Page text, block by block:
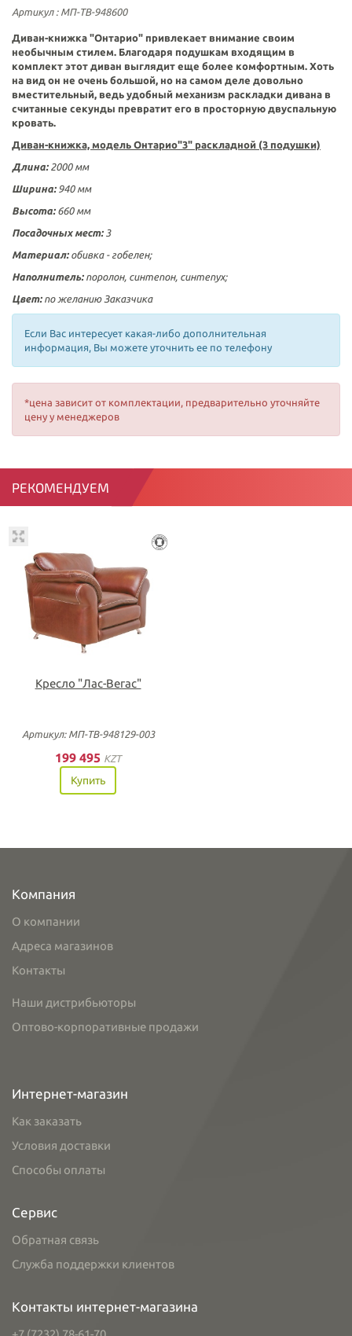
Артикул: МП-ТВ-948600
Диван-книжка "Онтарио" привлекает внимание своим
необычным стилем. Благодаря подушкам входящим в
комплект этот диван выглядит еще более комфортным. Хоть
на вид он не очень большой, но на самом деле довольно
вместительный, ведь удобный механизм раскладки дивана в
считанные секунды превратит его в просторную двуспальную
кровать.
Диван-книжка, модель Онтарио"3" раскладной (3 подушки)
Длина:2000 мм
Ширина:940 мм
Высота: 660 мм
Посадочных мест:3
Материал: обивка - гобелен;
Наполнитель:поролон, синтепон, синтепух;
Цвет: по желанию Заказчика
Если Вас интересует какая-либо дополнительная
информация, Вы можете уточнить ее по телефону
*цена зависит от комплектации, предварительно уточняйте
цену у менеджеров
РЕКОМЕНДУЕМ
Кресло "Лас-Вегас"
Артикул: МП-ТВ-948129-003
199 495 KZT
Купить
Компания
О компании
Адреса магазинов
Контакты
Наши дистрибьюторы
Оптово-корпоративные продажи
Интернет-магазин
Как заказать
Условия доставки
Способы оплаты
Сервис
Обратная связь
Служба поддержки клиентов
Контакты интернет-магазина